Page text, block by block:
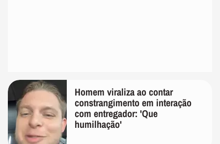
Homem viraliza ao contar
constrangimento em interação
com entregador: 'Que
humilhação'